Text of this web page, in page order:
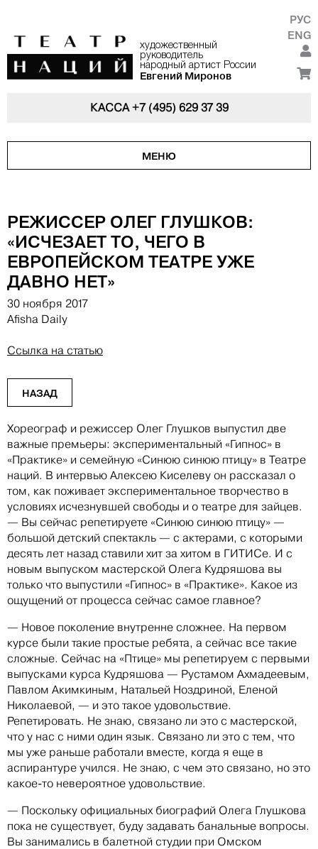
художественный
руководитель
народный артист России
Евгений Миронов
РУС
ENG
КАССА+7 (495) 629 37 39
МЕНЮ
РЕЖИССЕР ОЛЕГ ГЛУШКОВ:
«ИСЧЕЗАЕТ ТО, ЧЕГО В
ЕВРОПЕЙСКОМ ТЕАТРЕ УЖЕ
ДАВНО НЕТ»
30 ноября 2017
Afisha Daily
Ссылка на статью
НАЗАД
Хореограф и режиссер Олег Глушков выпустил две
важные премьеры: экспериментальный «Гипнос» в
«Практике» и семейную «Синюю синюю птицу» в Театре
наций. В интервью Алексею Киселеву он рассказал о
том, как поживает экспериментальное творчество в
условиях исчезнувшей свободы и о театре для зайцев.
— Вы сейчас репетируете «Синюю синюю птицу» —
большой детский спектакль — с актерами, с которыми
десять лет назад ставили хит за хитом в ГИТИСе. И с
новым выпуском мастерской Олега Кудряшова вы
только что выпустили «Гипнос» в «Практике». Какое из
ощущений от процесса сейчас самое главное?
— Новое поколение внутренне сложнее. На первом
курсе были такие простые ребята, а сейчас все такие
сложные. Сейчас на «Птице» мы репетируем с первыми
выпусками курса Кудряшова — Рустамом Ахмадеевым,
Павлом Акимкиным, Натальей Ноздриной, Еленой
Николаевой, — и это такое удовольствие.
Репетировать. Не знаю, связано ли это с мастерской,
что у нас с ними один язык. Связано ли это с тем, что
мы уже раньше работали вместе, когда я еще в
аспирантуре учился. Не знаю, с чем это связано, но это
какое-то невероятное удовольствие.
— Поскольку официальных биографий Олега Глушкова
пока не существует, буду задавать банальные вопросы.
Вы занимались в балетной студии при Омском